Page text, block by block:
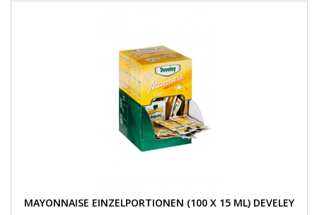
MAYONNAISE EINZELPORTIONEN (100 X 15 ML) DEVELEY